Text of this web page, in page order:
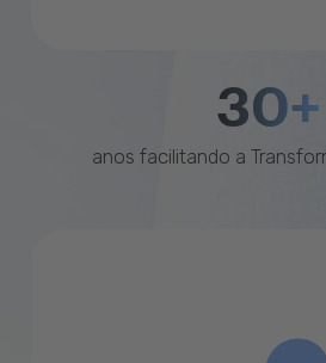
30+
anos facilitando a